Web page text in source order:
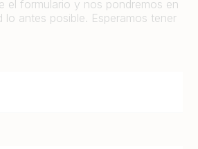
el formulario y nos pondremos en
antes posible. Esperamos tener